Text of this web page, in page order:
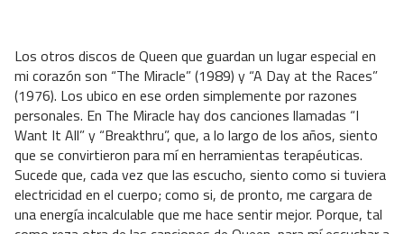
Los otros discos de Queen que guardan un lugar especial en
mi corazón son “The Miracle” (1989) y “A Day at the Races”
(1976). Los ubico en ese orden simplemente por razones
personales. En The Miracle hay dos canciones llamadas “I
Want It All” y “Breakthru”, que, a lo largo de los años, siento
que se convirtieron para mí en herramientas terapéuticas.
Sucede que, cada vez que las escucho, siento como si tuviera
electricidad en el cuerpo; como si, de pronto, me cargara de
una energía incalculable que me hace sentir mejor. Porque, tal